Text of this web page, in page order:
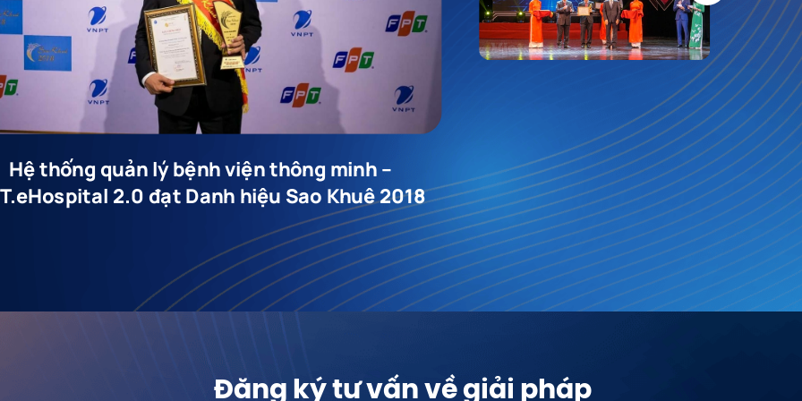
Hệ thống quản lý bệnh viện thông minh –
2.0 đạt Danh hiệu Sao Khuê 2018
Đăng ký tư vấn về giải pháp